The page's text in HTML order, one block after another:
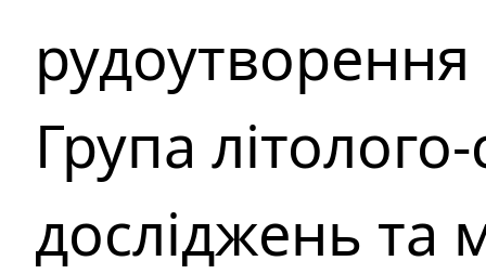
Група
досліджень та